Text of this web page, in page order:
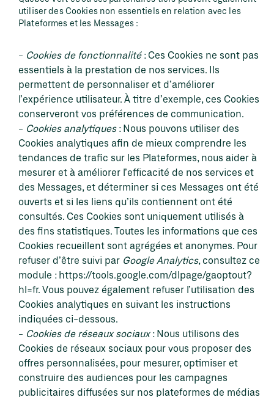
utiliser des Cookies non essentiels en relation avec les
Plateformes et les Messages :
Cookies de fonctionnalité : Ces Cookies ne sont pas
essentiels à la prestation de nos services. Ils
permettent de personnaliser et d’améliorer
l’expérience utilisateur. À titre d’exemple, ces Cookies
conserveront vos préférences de communication.
Cookies analytiques : Nous pouvons utiliser des
Cookies analytiques afin de mieux comprendre les
tendances de trafic sur les Plateformes, nous aider à
mesurer et à améliorer l’efficacité de nos services et
des Messages, et déterminer si ces Messages ont été
ouverts et si les liens qu’ils contiennent ont été
consultés. Ces Cookies sont uniquement utilisés à
des fins statistiques. Toutes les informations que ces
Cookies recueillent sont agrégées et anonymes. Pour
refuser d’être suivi par Google Analytics, consultez ce
module : https://tools.google.com/dlpage/gaoptout?
hl=fr. Vous pouvez également refuser l’utilisation des
Cookies analytiques en suivant les instructions
indiquées ci-dessous.
Cookies de réseaux sociaux : Nous utilisons des
Cookies de réseaux sociaux pour vous proposer des
offres personnalisées, pour mesurer, optimiser et
construire des audiences pour les campagnes
publicitaires diffusées sur nos plateformes de médias